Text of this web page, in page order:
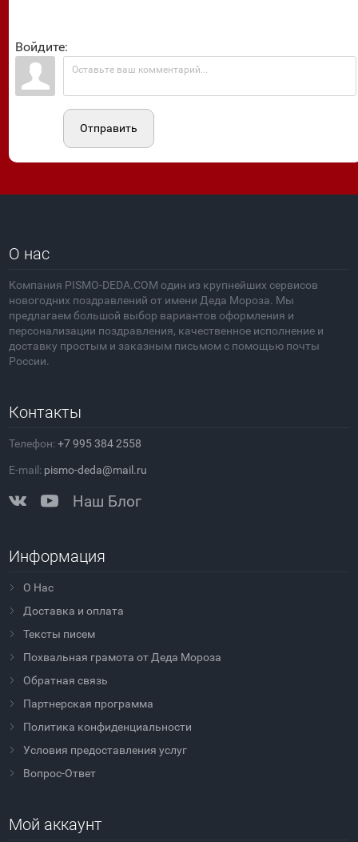
Войдите:
Отправить
О нас
Компания PISMO-DEDA.COM один из крупнейших сервисов
новогодних поздравлений от имени Деда Мороза. Мы
предлагаем большой выбор вариантов оформления и
персонализации поздравления, качественное исполнение и
доставку простым и заказным письмом с помощью почты
России.
Контакты
Телефон:+7 995 384 2558
E-mail: pismo-deda@mail.ru
Наш Блог
Информация
О Нас
Доставка и оплата
Тексты писем
Похвальная грамота от Деда Мороза
Обратная связь
Партнерская программа
Политика конфиденциальности
Условия предоставления услуг
Вопрос-Ответ
Мой аккаунт